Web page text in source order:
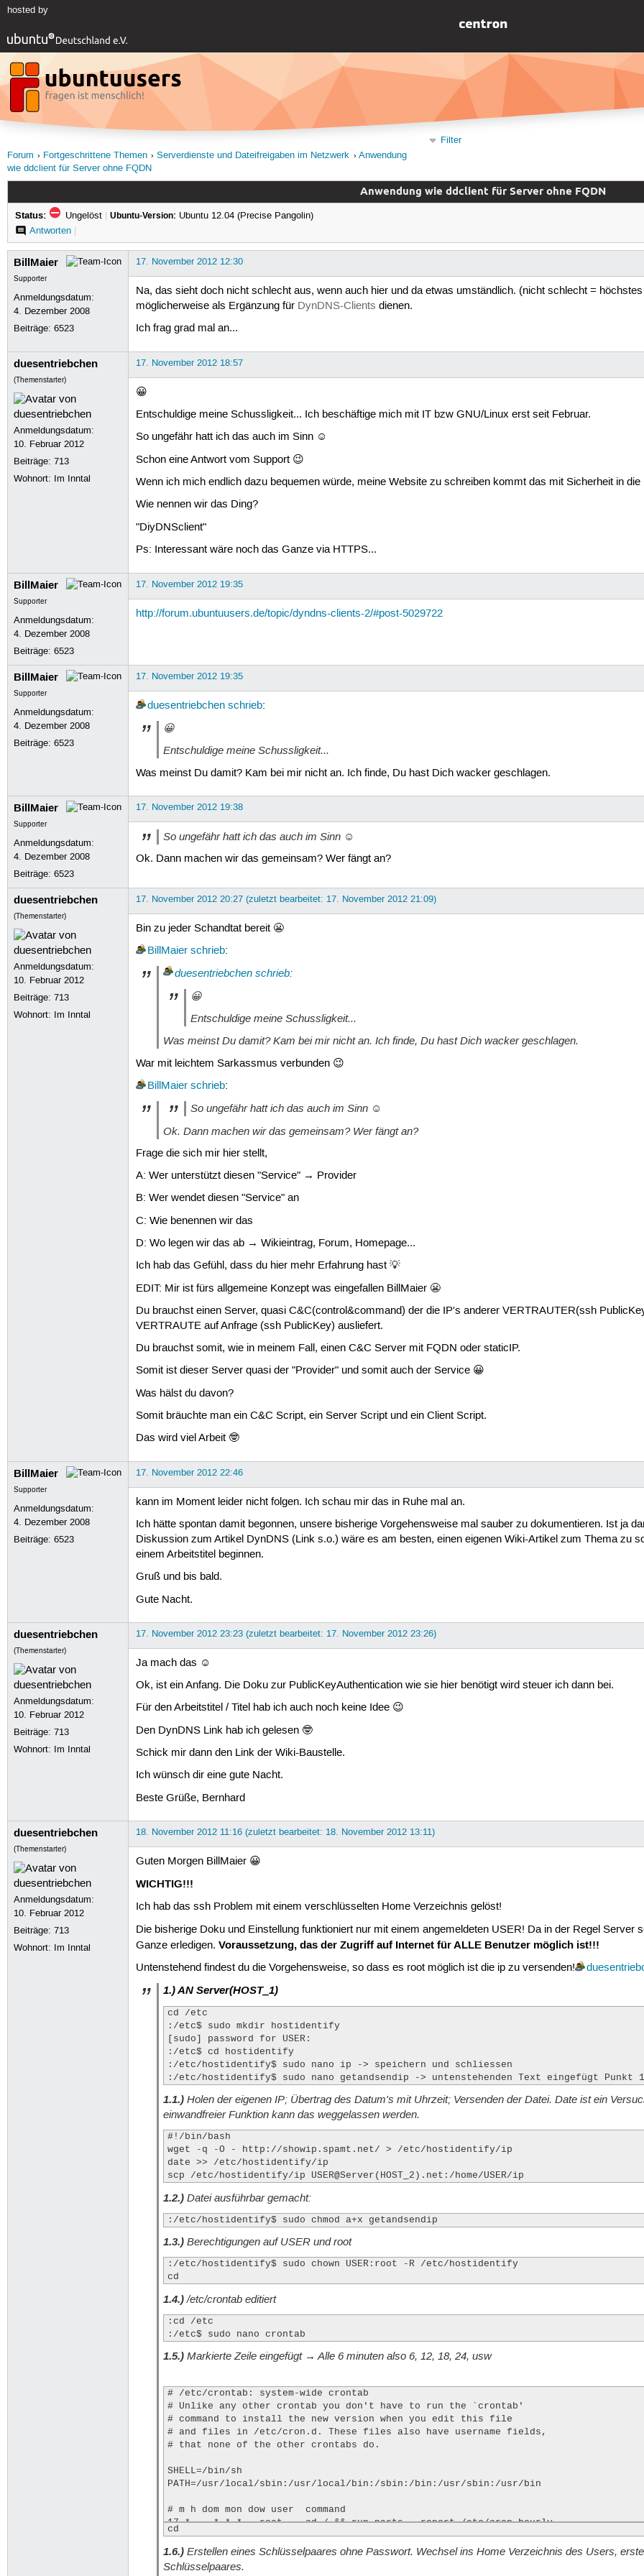
hosted by
Filter
Forum
Fortgeschrittene Themen Serverdienste und Dateifreigaben im Netzwerk
Anwendung
wie ddclient für Server ohne FQDN
Anwendung wie ddclient für Server ohne FQDN
Status: Ungelöst | Ubuntu-Version: Ubuntu 12.04 (Precise Pangolin)
Antworten|
BillMaier
Supporter
Anmeldungsdatum:
4. Dezember 2008
Beiträge:6523
17. November 2012 12:30
Na, das sieht doch nicht schlecht aus, wenn auch hier und da etwas umständlich. (nicht schlecht =
möglicherweise als Ergänzung für DynDNS-Clients dienen.
Ich frag grad mal an...
duesentriebchen
(Themenstarter)
Anmeldungsdatum:
10. Februar 2012
Beiträge:713
Wohnort: Im Inntal
17. November 2012 18:57
😀
Entschuldige meine Schussligkeit... Ich beschäftige mich mit IT bzw GNU/Linux erst seit Februar.
So ungefähr hatt ich das auch im Sinn ☺
Schon eine Antwort vom Support 😉
Wenn ich mich endlich dazu bequemen würde, meine Website zu schreiben kommt das mit Sicherheit in die
Wie nennen wir das Ding?
"DiyDNSclient"
Ps: Interessant wäre noch das Ganze via HTTPS...
BillMaier
Supporter
Anmeldungsdatum:
4. Dezember 2008
Beiträge:6523
17. November 2012 19:35
http://forum.ubuntuusers.de/topic/dyndns-clients-2/#post-5029722
BillMaier
Supporter
Anmeldungsdatum:
4. Dezember 2008
Beiträge:6523
17. November 2012 19:35
duesentriebchen schrieb:
😀
Entschuldige meine Schussligkeit...
Was meinst Du damit? Kam bei mir nicht an. Ich finde, Du hast Dich wacker geschlagen.
BillMaier
Supporter
Anmeldungsdatum:
4. Dezember 2008
Beiträge:6523
17. November 2012 19:38
So ungefähr hatt ich das auch im Sinn ☺
Ok. Dann machen wir das gemeinsam? Wer fängt an?
duesentriebchen
(Themenstarter)
Anmeldungsdatum:
10. Februar 2012
Beiträge:713
Wohnort: Im Inntal
17. November 2012 20:27 (zuletzt bearbeitet: 17. November 2012 21:09)
Bin zu jeder Schandtat bereit 😬
BillMaier schrieb:
duesentriebchen schrieb:
😀
Entschuldige meine Schussligkeit...
Was meinst Du damit? Kam bei mir nicht an. Ich finde, Du hast Dich wacker geschlagen.
War mit leichtem Sarkassmus verbunden 😉
BillMaier schrieb:
So ungefähr hatt ich das auch im Sinn ☺
Ok. Dann machen wir das gemeinsam? Wer fängt an?
Frage die sich mir hier stellt,
A: Wer unterstützt diesen "Service" → Provider
B: Wer wendet diesen "Service" an
C: Wie benennen wir das
D: Wo legen wir das ab → Wikieintrag, Forum, Homepage...
Ich hab das Gefühl, dass du hier mehr Erfahrung hast 💡
EDIT: Mir ist fürs allgemeine Konzept was eingefallen BillMaier 😬
Du brauchst einen Server, quasi C&C(control&command) der die IP's anderer VERTRAUTER(ssh
VERTRAUTE auf Anfrage (ssh PublicKey) ausliefert.
Du brauchst somit, wie in meinem Fall, einen C&C Server mit FQDN oder staticIP.
Somit ist dieser Server quasi der "Provider" und somit auch der Service 😀
Was hälst du davon?
Somit bräuchte man ein C&C Script, ein Server Script und ein Client Script.
Das wird viel Arbeit 🤓
BillMaier
Supporter
Anmeldungsdatum:
4. Dezember 2008
Beiträge:6523
17. November 2012 22:46
kann im Moment leider nicht folgen. Ich schau mir das in Ruhe mal an.
Ich hätte spontan damit begonnen, unsere bisherige Vorgehensweise mal sauber zu dokumentieren. Ist ja
Diskussion zum Artikel DynDNS (Link s.o.) wäre es am besten, einen eigenen Wiki-Artikel zum Thema zu
einem Arbeitstitel beginnen.
Gruß und bis bald.
Gute Nacht.
duesentriebchen
(Themenstarter)
Anmeldungsdatum:
10. Februar 2012
Beiträge:713
Wohnort: Im Inntal
17. November 2012 23:23 (zuletzt bearbeitet: 17. November 2012 23:26)
Ja mach das ☺
Ok, ist ein Anfang. Die Doku zur PublicKeyAuthentication wie sie hier benötigt wird steuer ich dann bei.
Für den Arbeitstitel / Titel hab ich auch noch keine Idee 😉
Den DynDNS Link hab ich gelesen 🤓
Schick mir dann den Link der Wiki-Baustelle.
Ich wünsch dir eine gute Nacht.
Beste Grüße, Bernhard
duesentriebchen
(Themenstarter)
Anmeldungsdatum:
10. Februar 2012
Beiträge:713
Wohnort: Im Inntal
18. November 2012 11:16 (zuletzt bearbeitet: 18. November 2012 13:11)
Guten Morgen BillMaier 😀
WICHTIG!!!
Ich hab das ssh Problem mit einem verschlüsselten Home Verzeichnis gelöst!
Die bisherige Doku und Einstellung funktioniert nur mit einem angemeldeten USER! Da in der Regel
Ganze erledigen. Voraussetzung, das der Zugriff auf Internet für ALLE Benutzer möglich ist!!!
Untenstehend findest du die Vorgehensweise, so dass es root möglich ist die ip zu versenden!
1.) AN Server(HOST_1)
cd /etc
:/etc$ sudo mkdir hostidentify
[sudo] password for USER:
:/etc$ cd hostidentify
:/etc/hostidentify$ sudo nano ip -> speichern und schliessen
:/etc/hostidentify$ sudo nano getandsendip -> untenstehenden Text eingefügt Punkt
1.1.)Holen der eigenen IP; Übertrag des Datum's mit Uhrzeit; Versenden der Datei. Date ist ein
einwandfreier Funktion kann das weggelassen werden.
#!/bin/bash
wget -q -O - http://showip.spamt.net/ > /etc/hostidentify/ip
date >> /etc/hostidentify/ip
scp /etc/hostidentify/ip USER@Server(HOST_2).net:/home/USER/ip
1.2.)Datei ausführbar gemacht:
:/etc/hostidentify$ sudo chmod a+x getandsendip
1.3.)Berechtigungen auf USER und root
:/etc/hostidentify$ sudo chown USER:root -R /etc/hostidentify
cd
1.4.)/etc/crontab editiert
:cd /etc
:/etc$ sudo nano crontab
1.5.)Markierte Zeile eingefügt → Alle 6 minuten also 6, 12, 18, 24, usw
# /etc/crontab: system-wide crontab
# Unlike any other crontab you don't have to run the `crontab'
# command to install the new version when you edit this file
# and files in /etc/cron.d. These files also have username fields,
# that none of the other crontabs do.
SHELL=/bin/sh
PATH=/usr/local/sbin:/usr/local/bin:/sbin:/bin:/usr/sbin:/usr/bin
# m h dom mon dow user  command
17 *    * * *   root    cd / && run-parts --report /etc/cron.hourly
25 6    * * *   root    test -x /usr/sbin/anacron || ( cd / && run-parts --report
47 6    * * 7   root    test -x /usr/sbin/anacron || ( cd / && run-parts --report /
cd
1.6.)Erstellen eines Schlüsselpaares ohne Passwort. Wechsel ins Home Verzeichnis des Users,
Schlüsselpaares.